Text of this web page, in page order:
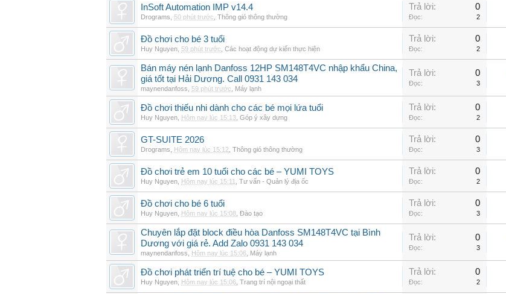
InSoft Automation IMP v14.4
Drograms 50 phút trước Thông gió thông thường
Trả lời: 0
Đọc: 2
Đồ chơi cho bé 3 tuổi
Huy Nguyen 59 phút trước Các hoạt động dự kiến thực hiện
Trả lời: 0
Đọc: 2
Bán máy nén lạnh Danfoss 12HP SM148T4VC nhập khẩu China,
giá tốt tại Hải Dương. Call 0931 143 034
maynendanfoss 59 phút trước Máy lạnh
Trả lời: 0
Đọc: 3
Đồ chơi thiếu nhi dành cho các bé mọi lứa tuổi
Huy Nguyen Hôm nay lúc 15:13 Góp ý xây dựng
Trả lời: 0
Đọc: 2
GT-SUITE 2026
Drograms Hôm nay lúc 15:12 Thông gió thông thường
Trả lời: 0
Đọc: 3
Đồ chơi trẻ em 10 tuổi cho các bé – YUMI TOYS
Huy Nguyen Hôm nay lúc 15:11 Tư vấn - Quản lý địa ốc
Trả lời: 0
Đọc: 2
Đồ chơi cho bé 6 tuổi
Huy Nguyen Hôm nay lúc 15:08 Đào tạo
Trả lời: 0
Đọc: 3
Chuyên lắp đặt block điều hòa Danfoss SM148T4VC tại Bình
Dương với giá rẻ. Add Zalo 0931 143 034
maynendanfoss Hôm nay lúc 15:06 Máy lạnh
Trả lời: 0
Đọc: 3
Đồ chơi phát triển trí tuệ cho bé – YUMI TOYS
Huy Nguyen Hôm nay lúc 15:06 Trang trí nội ngoại thất
Trả lời: 0
Đọc: 2